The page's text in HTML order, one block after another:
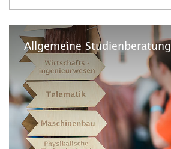
Allgemeine Studienberatung